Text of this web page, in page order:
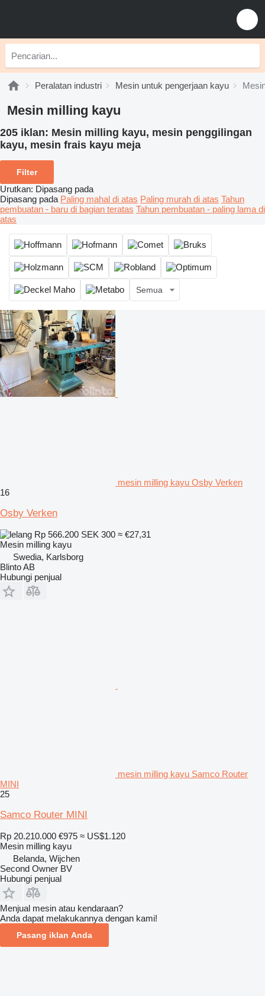
Peralatan industri Mesin untuk pengerjaan kayu
Mesin milling kayu
205 iklan: Mesin milling kayu, mesin penggilingan
kayu, mesin frais kayu meja
Filter
Urutkan: Dipasang pada
Dipasang pada Paling mahal di atas Paling murah di atas Tahun
pembuatan - baru di bagian teratas Tahun pembuatan - paling lama di
atas
Semua
mesin milling kayu Osby Verken
16
Osby Verken
Rp 566.200 SEK 300 ≈ €27,31
Mesin milling kayu
Swedia, Karlsborg
Blinto AB
Hubungi penjual
mesin milling kayu Samco Router
MINI
25
Samco Router MINI
Rp 20.210.000 €975 ≈ US$1.120
Mesin milling kayu
Belanda, Wijchen
Second Owner BV
Hubungi penjual
Menjual mesin atau kendaraan?
Anda dapat melakukannya dengan kami!
Pasang iklan Anda